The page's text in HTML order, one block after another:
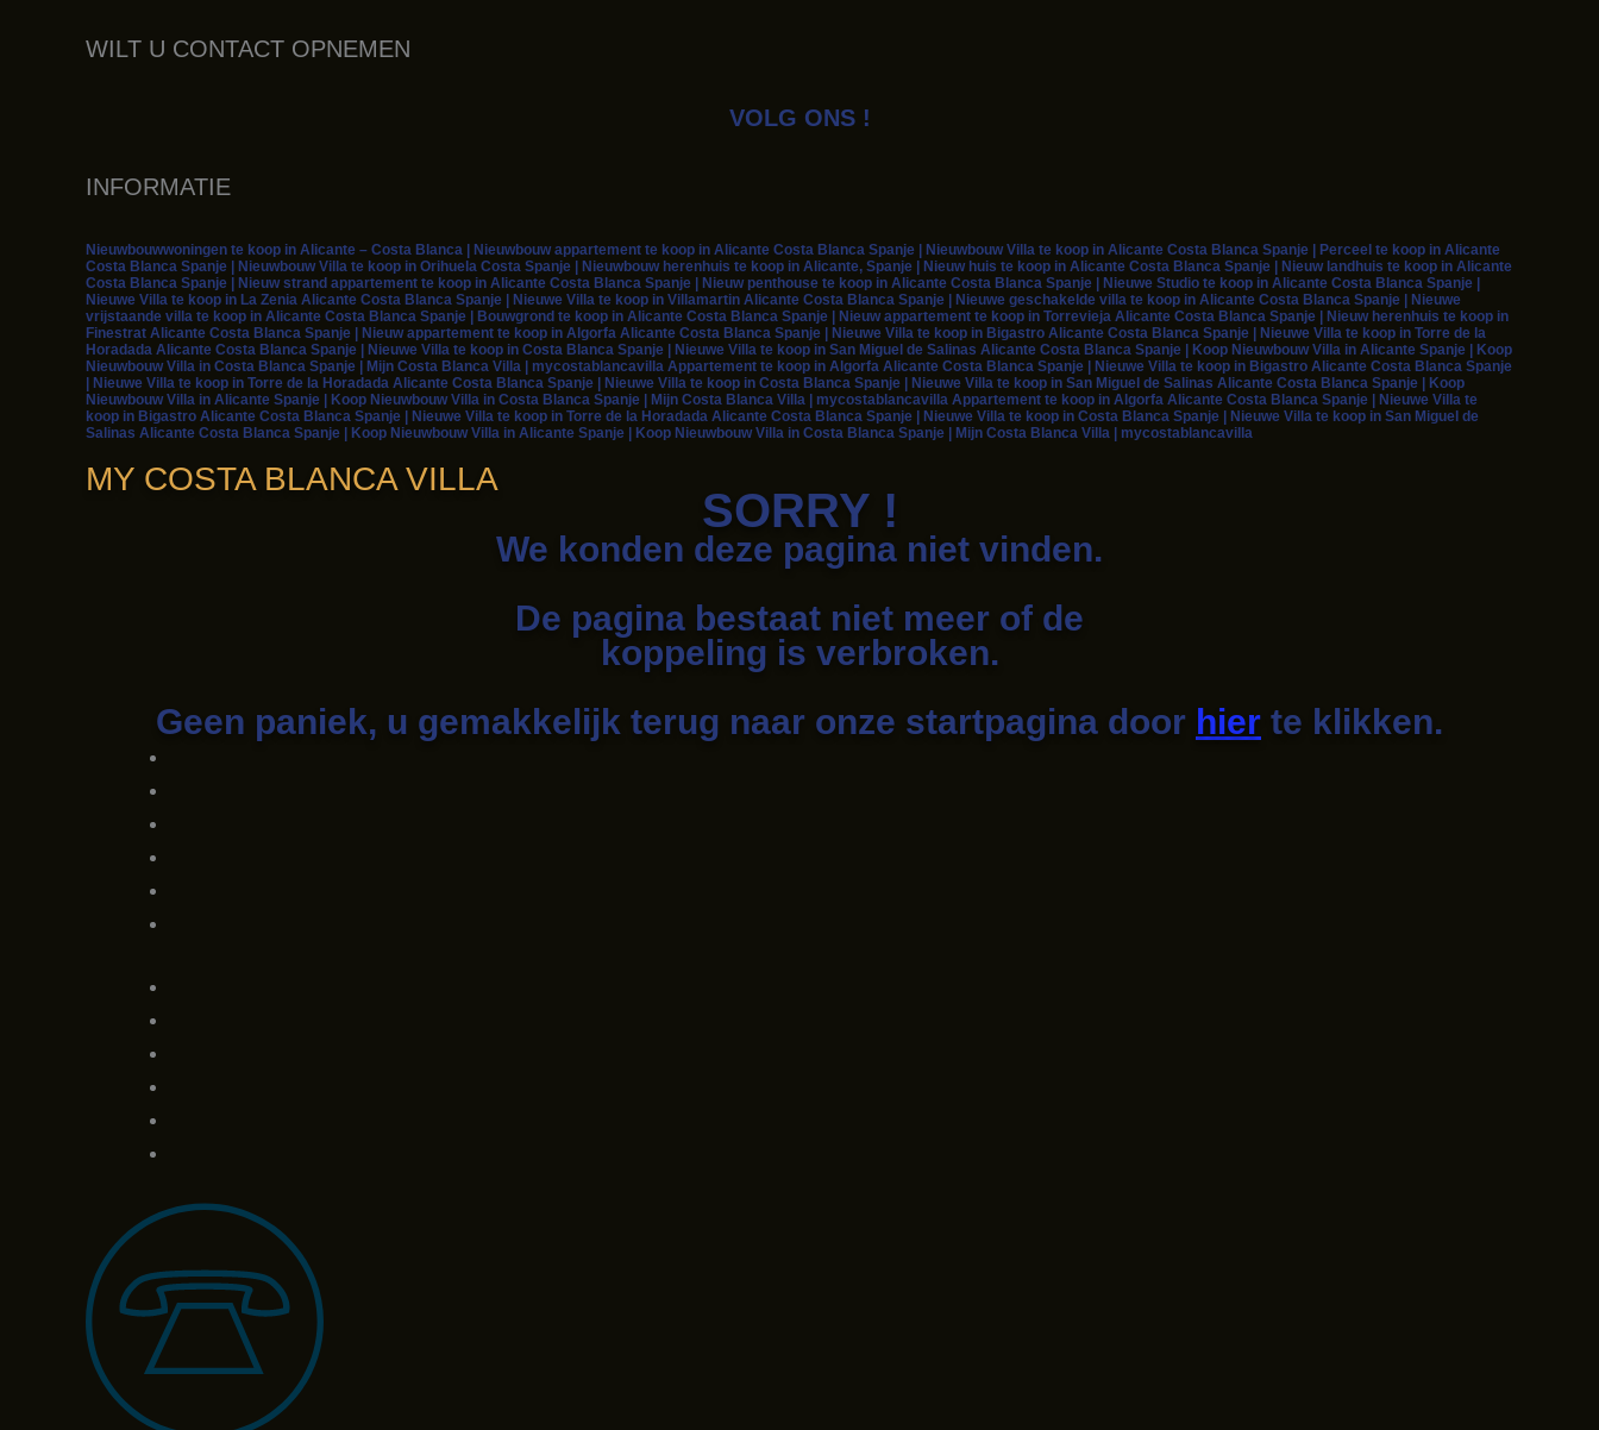
WILT U CONTACT OPNEMEN
VOLG ONS !
INFORMATIE
Nieuwbouwwoningen te koop in Alicante – Costa Blanca | Nieuwbouw appartement te koop in Alicante Costa Blanca Spanje | Nieuwbouw Villa te koop in Alicante Costa Blanca Spanje | Perceel te koop in Alicante
Costa Blanca Spanje | Nieuwbouw Villa te koop in Orihuela Costa Spanje | Nieuwbouw herenhuis te koop in Alicante, Spanje | Nieuw huis te koop in Alicante Costa Blanca Spanje | Nieuw landhuis te koop in Alicante
Costa Blanca Spanje | Nieuw strand appartement te koop in Alicante Costa Blanca Spanje | Nieuw penthouse te koop in Alicante Costa Blanca Spanje | Nieuwe Studio te koop in Alicante Costa Blanca Spanje |
Nieuwe Villa te koop in La Zenia Alicante Costa Blanca Spanje | Nieuwe Villa te koop in Villamartin Alicante Costa Blanca Spanje | Nieuwe geschakelde villa te koop in Alicante Costa Blanca Spanje | Nieuwe
vrijstaande villa te koop in Alicante Costa Blanca Spanje | Bouwgrond te koop in Alicante Costa Blanca Spanje | Nieuw appartement te koop in Torrevieja Alicante Costa Blanca Spanje | Nieuw herenhuis te koop in
Finestrat Alicante Costa Blanca Spanje | Nieuw appartement te koop in Algorfa Alicante Costa Blanca Spanje | Nieuwe Villa te koop in Bigastro Alicante Costa Blanca Spanje | Nieuwe Villa te koop in Torre de la
Horadada Alicante Costa Blanca Spanje | Nieuwe Villa te koop in Costa Blanca Spanje | Nieuwe Villa te koop in San Miguel de Salinas Alicante Costa Blanca Spanje | Koop Nieuwbouw Villa in Alicante Spanje | Koop
Nieuwbouw Villa in Costa Blanca Spanje | Mijn Costa Blanca Villa | mycostablancavilla Appartement te koop in Algorfa Alicante Costa Blanca Spanje | Nieuwe Villa te koop in Bigastro Alicante Costa Blanca Spanje
| Nieuwe Villa te koop in Torre de la Horadada Alicante Costa Blanca Spanje | Nieuwe Villa te koop in Costa Blanca Spanje | Nieuwe Villa te koop in San Miguel de Salinas Alicante Costa Blanca Spanje | Koop
Nieuwbouw Villa in Alicante Spanje | Koop Nieuwbouw Villa in Costa Blanca Spanje | Mijn Costa Blanca Villa | mycostablancavilla Appartement te koop in Algorfa Alicante Costa Blanca Spanje | Nieuwe Villa te
koop in Bigastro Alicante Costa Blanca Spanje | Nieuwe Villa te koop in Torre de la Horadada Alicante Costa Blanca Spanje | Nieuwe Villa te koop in Costa Blanca Spanje | Nieuwe Villa te koop in San Miguel de
Salinas Alicante Costa Blanca Spanje | Koop Nieuwbouw Villa in Alicante Spanje | Koop Nieuwbouw Villa in Costa Blanca Spanje | Mijn Costa Blanca Villa | mycostablancavilla
MY COSTA BLANCA VILLA
SORRY !
We konden deze pagina niet vinden.
De pagina bestaat niet meer of de
koppeling is verbroken.
Geen paniek, u gemakkelijk terug naar onze startpagina door hier te klikken.